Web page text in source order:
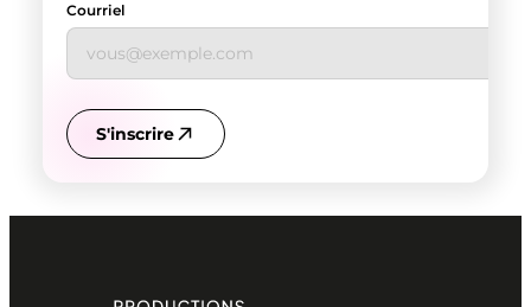
Courriel
S'inscrire